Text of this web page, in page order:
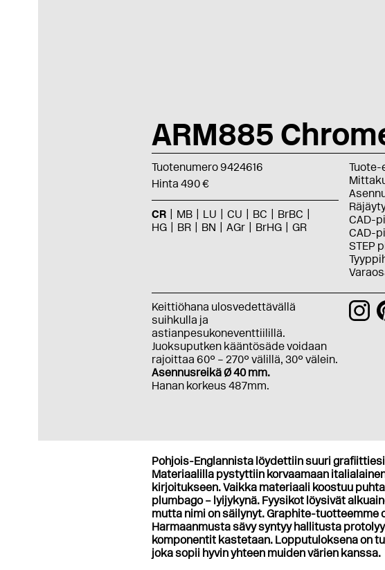
ARM885
Tuotenumero 9424616
Hinta 490 €
CR MB LU CU BC
BrBC
HG
BR BN AGr BrHG GR
Tuote-
CAD-
CAD-
STEP
Keittiöhana ulosvedettävällä
suihkulla ja
astianpesukoneventtiilillä.
Juoksuputken kääntösäde voidaan
rajoittaa 60° – 270° välillä, 30° välein.
Asennusreikä Ø 40 mm.
Hanan korkeus 487mm.
Pohjois-Englannista löydettiin suuri
Materiaalilla pystyttiin korvaamaan
kirjoitukseen. Vaikka materiaali koostuu
plumbago – lyijykynä. Fyysikot löysivät
mutta nimi on säilynyt. Graphite-
Harmaanmusta sävy syntyy hallitusta
komponentit kastetaan. Lopputuloksena on
joka sopii hyvin yhteen muiden värien kanssa.